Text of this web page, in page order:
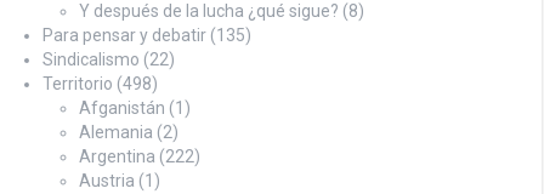
Y después de la lucha ¿qué sigue? (8)
Para pensar y debatir (135)
Sindicalismo (22)
Territorio (498)
Afganistán (1)
Alemania (2)
Argentina (222)
Austria (1)